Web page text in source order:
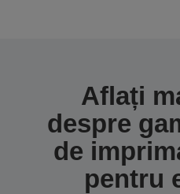
următoarele
Aflați
despre
de
pentru